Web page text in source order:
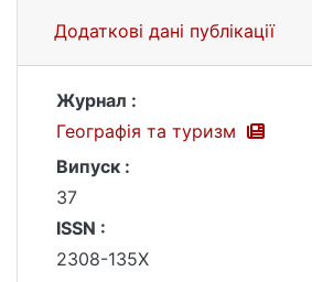
Додаткові дані публікації
Журнал :
Географія та туризм
Випуск :
37
ISSN :
2308-135X